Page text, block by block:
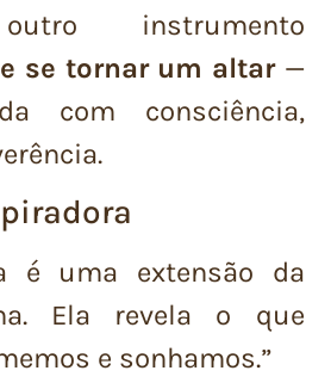
instrumento
se tornar um altar—
com consciência,
é uma extensão da
Ela revela o que
e sonhamos.”